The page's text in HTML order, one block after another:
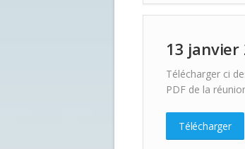
13 janvier
Télécharger ci
PDF de la
Télécharger